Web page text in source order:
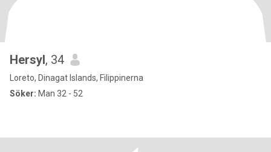
Hersyl, 34
Loreto, Dinagat Islands, Filippinerna
Söker: Man 32 - 52